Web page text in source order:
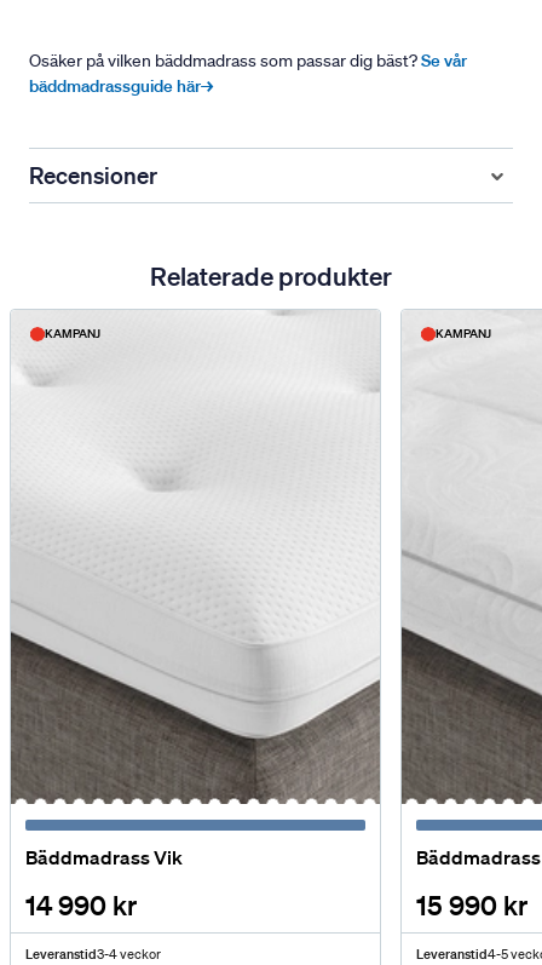
Osäker på vilken bäddmadrass som passar dig bäst?Se vår
bäddmadrassguide här→
Recensioner
Relaterade produkter
KAMPANJ
Bäddmadrass Vik
14 990 kr
Leveranstid3-4 veckor
KAMPANJ
15 990 kr
Leveranstid4-5